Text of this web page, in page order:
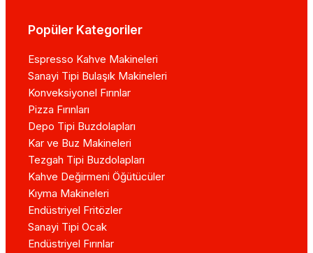
Popüler Kategoriler
Espresso Kahve Makineleri
Sanayi Tipi Bulaşık Makineleri
Konveksiyonel Fırınlar
Pizza Fırınları
Depo Tipi Buzdolapları
Kar ve Buz Makineleri
Tezgah Tipi Buzdolapları
Kahve Değirmeni Öğütücüler
Kıyma Makineleri
Endüstriyel Fritözler
Sanayi Tipi Ocak
Endüstriyel Fırınlar